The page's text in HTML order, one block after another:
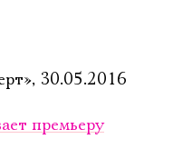
30.05.2016
премьеру